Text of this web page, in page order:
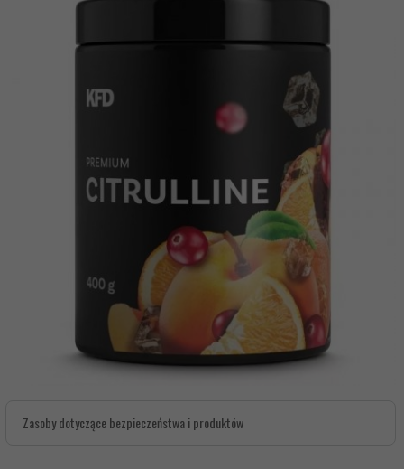
Zasoby dotyczące bezpieczeństwa i produktów